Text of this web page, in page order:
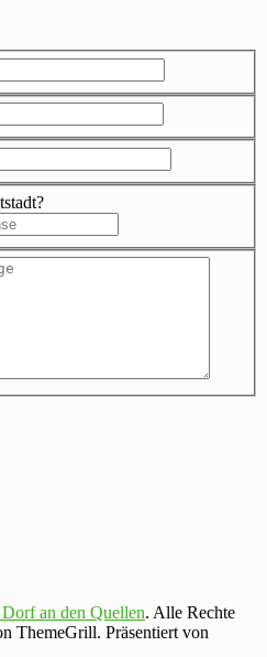
an den Quellen. Alle Rechte
ThemeGrill. Präsentiert von